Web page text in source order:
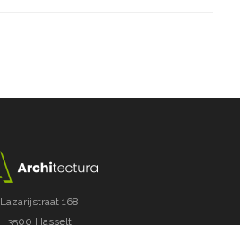
Lazarijstraat 168
3500 Hasselt